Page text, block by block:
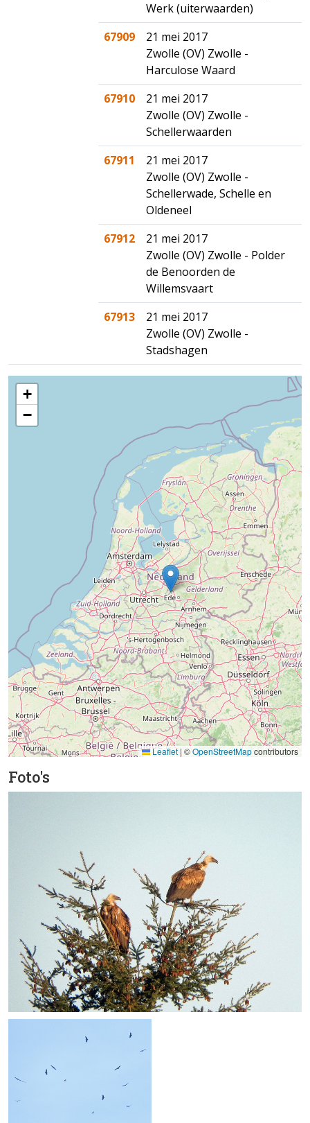
Werk (uiterwaarden)
67909
21 mei 2017
Zwolle (OV) Zwolle -
Harculose Waard
67910
21 mei 2017
Zwolle (OV) Zwolle -
Schellerwaarden
67911
21 mei 2017
Zwolle (OV) Zwolle -
Schellerwade, Schelle en
Oldeneel
67912
21 mei 2017
Zwolle (OV) Zwolle - Polder
de Benoorden de
Willemsvaart
67913
21 mei 2017
Zwolle (OV) Zwolle -
Stadshagen
+
−
Leaflet| ©OpenStreetMapcontributors
Foto's